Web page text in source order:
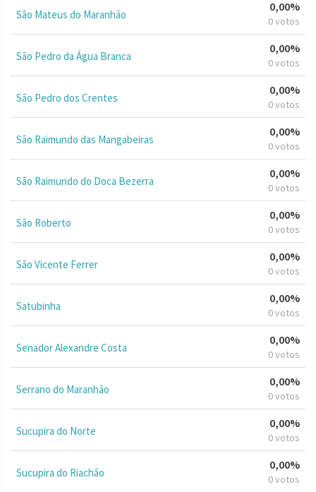
São Mateus do Maranhão
0,00%
0 votos
São Pedro da Água Branca
0,00%
0 votos
São Pedro dos Crentes
0,00%
0 votos
São Raimundo das Mangabeiras
0,00%
0 votos
São Raimundo do Doca Bezerra
0,00%
0 votos
São Roberto
0,00%
0 votos
São Vicente Ferrer
0,00%
0 votos
Satubinha
0,00%
0 votos
Senador Alexandre Costa
0,00%
0 votos
Serrano do Maranhão
0,00%
0 votos
Sucupira do Norte
0,00%
0 votos
Sucupira do Riachão
0,00%
0 votos